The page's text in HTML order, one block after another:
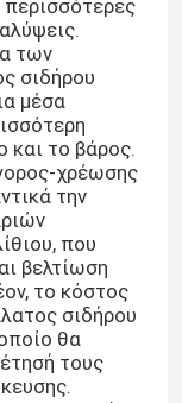
περισσότερες
των
σιδήρου
μέσα
και το βάρος.
χρέωσης
την
που
βελτίωση
το κόστος
σιδήρου
θα
τους